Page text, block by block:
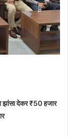
झांसा देकर ₹50 हजार